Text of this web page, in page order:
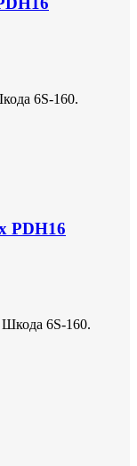
6S-160.
PDH16
6S-160.